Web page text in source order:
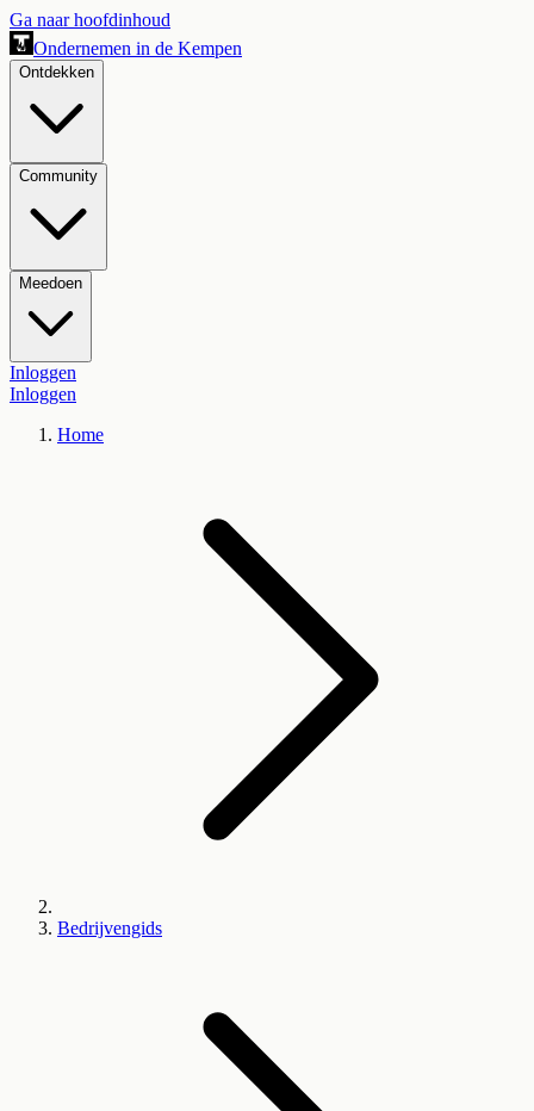
Ga naar hoofdinhoud
Ondernemen in de Kempen
Ontdekken
Community
Meedoen
Inloggen
Inloggen
Home
Bedrijvengids